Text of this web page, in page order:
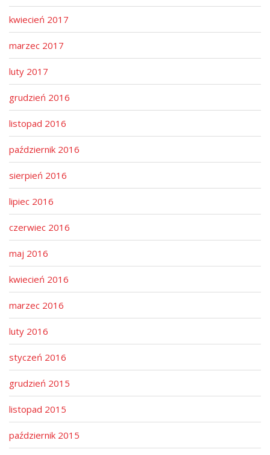
kwiecień 2017
marzec 2017
luty 2017
grudzień 2016
listopad 2016
październik 2016
sierpień 2016
lipiec 2016
czerwiec 2016
maj 2016
kwiecień 2016
marzec 2016
luty 2016
styczeń 2016
grudzień 2015
listopad 2015
październik 2015